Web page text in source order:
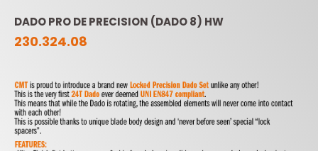
DADO PRO DE PRECISION (DADO 8) HW
230.324.08